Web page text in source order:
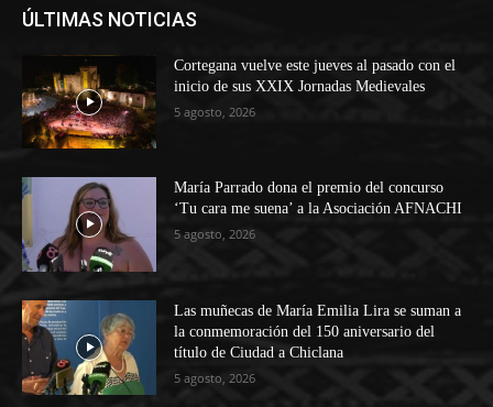
ÚLTIMAS NOTICIAS
Cortegana vuelve este jueves al pasado con el
inicio de sus XXIX Jornadas Medievales
5 agosto, 2026
María Parrado dona el premio del concurso
‘Tu cara me suena’ a la Asociación AFNACHI
5 agosto, 2026
Las muñecas de María Emilia Lira se suman a
la conmemoración del 150 aniversario del
título de Ciudad a Chiclana
5 agosto, 2026